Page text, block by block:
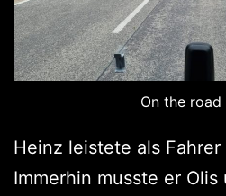
On the road
Heinz leistete als
Immerhin musste er